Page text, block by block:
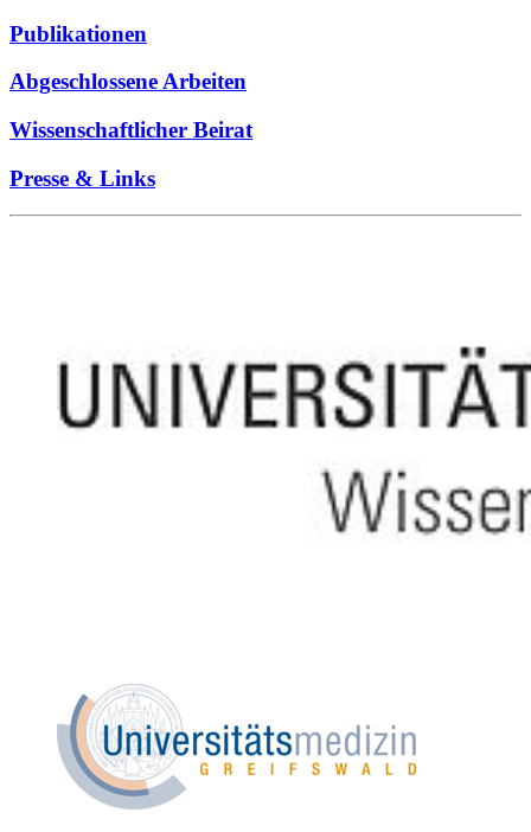
Publikationen
Abgeschlossene Arbeiten
Wissenschaftlicher Beirat
Presse & Links